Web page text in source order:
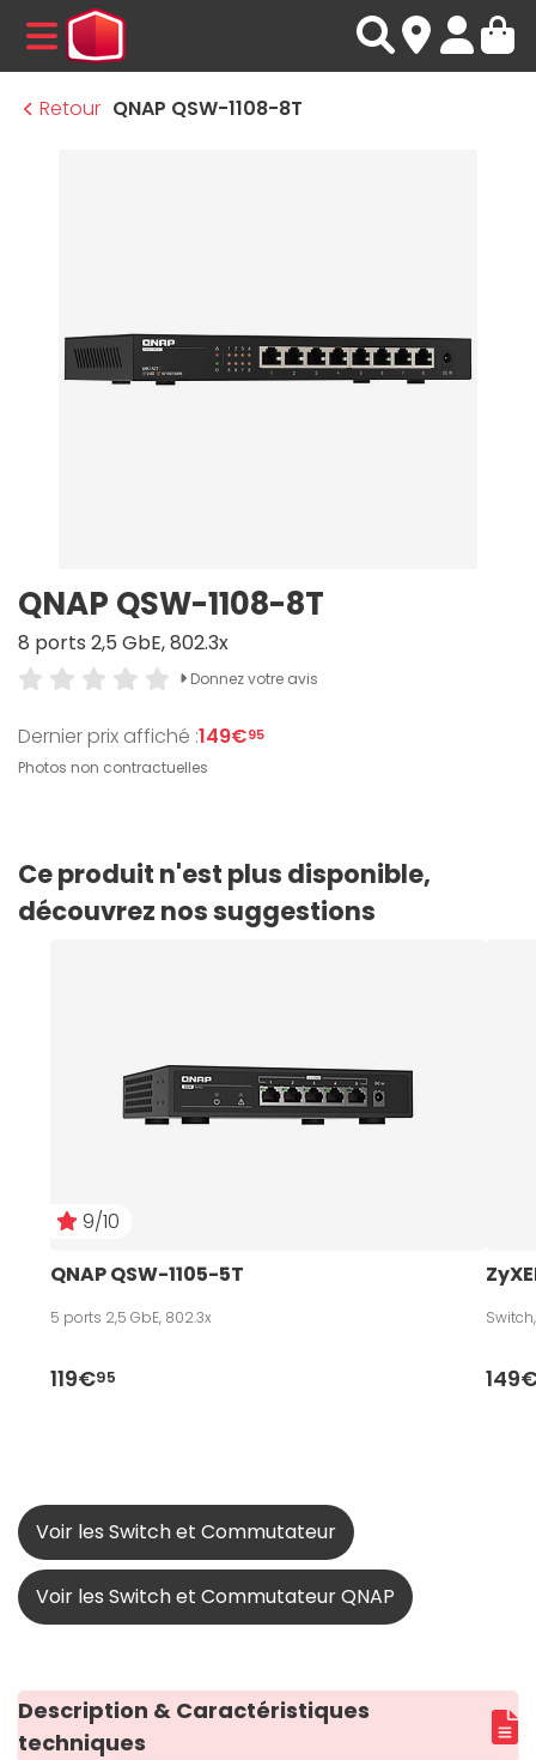
MENU
Retour QNAP QSW-1108-8T
QNAP QSW-1108-8T
8 ports 2,5 GbE, 802.3x
Donnez votre avis
Dernier prix affiché :149€95
Photos non contractuelles
Ce produit n'est plus disponible,
découvrez nos suggestions
9/10
QNAP QSW-1105-5T
5 ports 2,5 GbE, 802.3x
119€95
Voir les Switch et Commutateur
Voir les Switch et Commutateur QNAP
Description & Caractéristiques
techniques